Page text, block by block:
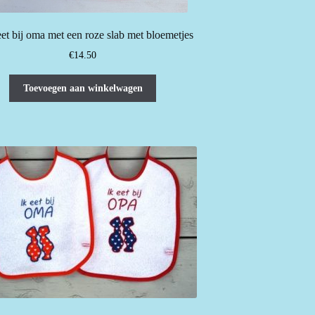
bij oma met een roze slab met bloemetjes
€14.50
Toevoegen aan winkelwagen